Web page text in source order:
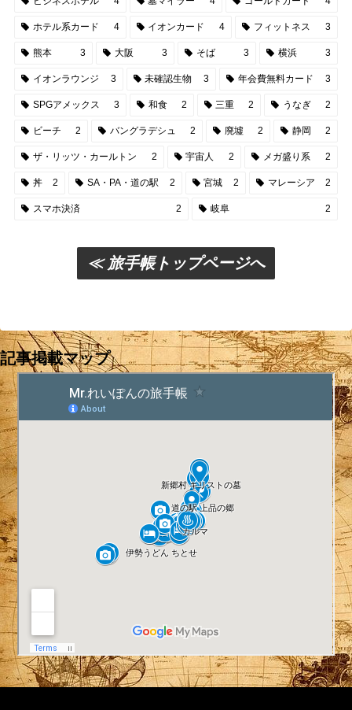
ホテル系カード 4 イオンカード 4 フィットネス 3
熊本 3 大阪 3 そば 3 横浜 3
イオンラウンジ 3 未確認生物 3 年会費無料カード 3
SPGアメックス 3 和食 2 三重 2 うなぎ 2
ビーチ 2 バングラデシュ 2 廃墟 2 静岡 2
ザ・リッツ・カールトン 2 宇宙人 2 メガ盛り系 2
丼 2 SA・PA・道の駅 2 宮城 2 マレーシア 2
スマホ決済 2 岐阜 2
≪ 旅手帳トップページへ
記事掲載マップ